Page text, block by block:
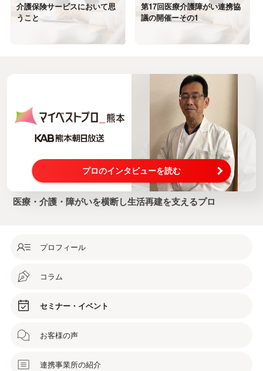
介護保険サービスにおいて思
うこと
第17回医療介護障がい連携協
議の開催ーその1
プロのインタビューを読む
医療・介護・障がいを横断し生活再建を支えるプロ
プロフィール
コラム
セミナー・イベント
お客様の声
連携事業所の紹介